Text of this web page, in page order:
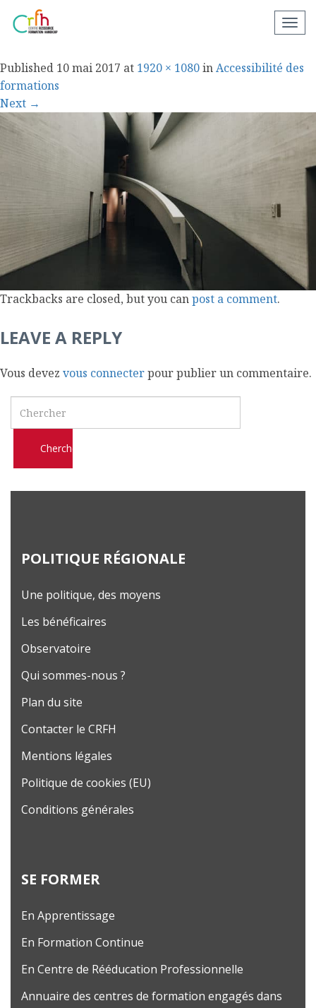
N
v
a
r
e
b
rampe
Published 10 mai 2017 at 1920 × 1080inAccessibilité des
formations
Next →
Trackbacks are closed, but you canpost a comment.
LEAVE A REPLY
Vous devez vous connecterpour publier un commentaire.
POLITIQUE RÉGIONALE
Une politique, des moyens
Les bénéficaires
Observatoire
Qui sommes-nous ?
Plan du site
Contacter le CRFH
Mentions légales
Politique de cookies (EU)
Conditions générales
SE FORMER
En Apprentissage
En Formation Continue
En Centre de Rééducation Professionnelle
Annuaire des centres de formation engagés dans